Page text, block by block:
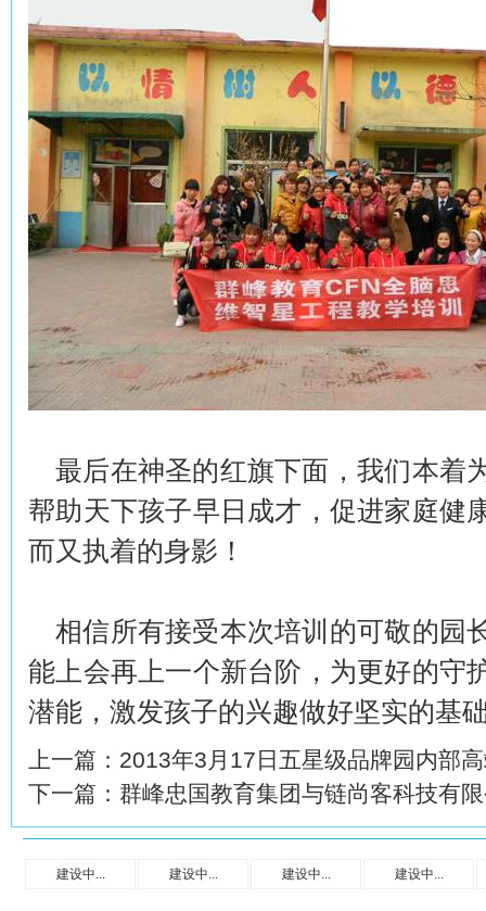
最后在神圣的红旗下面，我们本着
帮助天下孩子早日成才，促进家庭健
而又执着的身影！
相信所有接受本次培训的可敬的园
能上会再上一个新台阶，为更好的守
潜能，激发孩子的兴趣做好坚实的基
上一篇： 2013年3月17日五星级品牌园内部
下一篇： 群峰忠国教育集团与链尚客科技有
建设中... 建设中... 建设中... 建设中...